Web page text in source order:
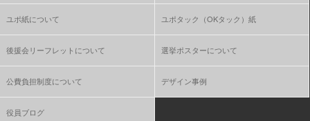
ユポ紙について ユポタック（OKタック）紙
後援会リーフレットについて 選挙ポスターについて
公費負担制度について デザイン事例
役員ブログ